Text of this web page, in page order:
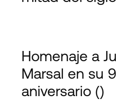
Homenaje a
Marsal en su
aniversario ()